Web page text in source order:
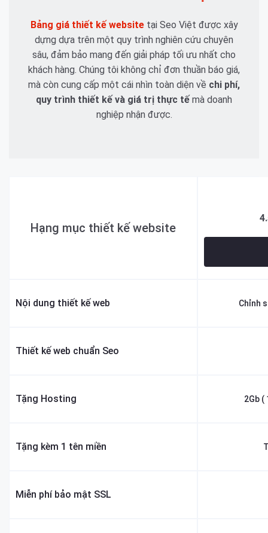
Bảng giá thiết kế websitetại Seo Việt được xây
dựng dựa trên một quy trình nghiên cứu chuyên
sâu, đảm bảo mang đến giải pháp tối ưu nhất cho
khách hàng. Chúng tôi không chỉ đơn thuần báo giá,
mà còn cung cấp một cái nhìn toàn diện về chi phí,
quy trình thiết kế và giá trị thực tế mà doanh
nghiệp nhận được.
Hạng mục thiết kế website
Nội dung thiết kế web
Thiết kế web chuẩn Seo
Tặng Hosting
Tặng kèm 1 tên miền
Miễn phí bảo mật SSL
Chỉnh
2Gb (